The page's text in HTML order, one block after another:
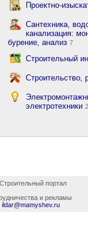
Проектно-
Сантехника,
канализация:
бурение, анализ 7
Строительный
Строительство,
электротехники
портал
и рекламы
ildar@mamyshev.ru